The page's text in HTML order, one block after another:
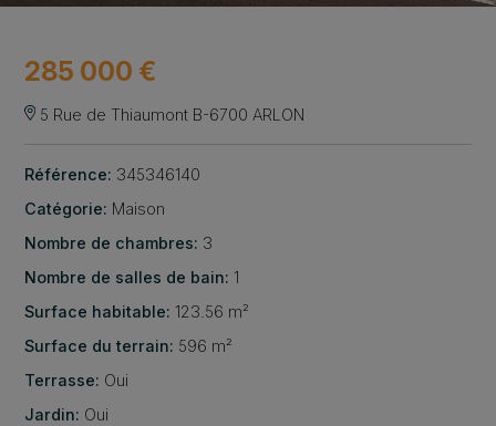
5 Rue de Thiaumont B-6700 ARLON
285 000 €
Référence: 345346140
Catégorie: Maison
Nombre de chambres: 3
Nombre de salles de bain: 1
Surface habitable: 123.56 m²
Surface du terrain: 596 m²
Terrasse: Oui
Jardin: Oui